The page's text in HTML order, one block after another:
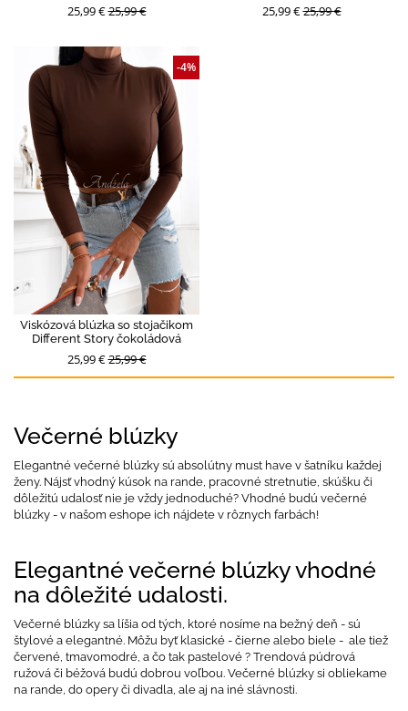
25,99 €25,99 € 25,99 €25,99 €
Viskózová blúzka so stojačikom
Different Story čokoládová
25,99 €25,99 €
-4%
Večerné blúzky
Elegantné večerné blúzky sú absolútny must have v šatníku každej
ženy. Nájsť vhodný kúsok na rande, pracovné stretnutie, skúšku či
dôležitú udalosť nie je vždy jednoduché? Vhodné budú večerné
blúzky - v našom eshope ich nájdete v rôznych farbách!
Elegantné večerné blúzky vhodné
na dôležité udalosti.
Večerné blúzky sa líšia od tých, ktoré nosíme na bežný deň - sú
štylové a elegantné. Môžu byť klasické - čierne alebo biele - ale tiež
červené, tmavomodré, a čo tak pastelové ? Trendová púdrová
ružová či béžová budú dobrou voľbou. Večerné blúzky si obliekame
na rande, do opery či divadla, ale aj na iné slávnosti.